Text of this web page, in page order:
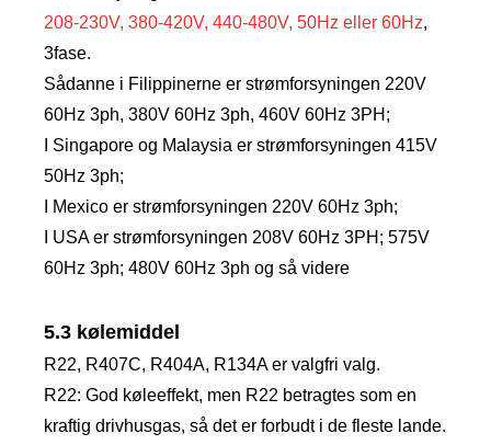
208-230V, 380-420V, 440-480V, 50Hz eller 60Hz,
3fase.
Sådanne i Filippinerne er strømforsyningen 220V
60Hz 3ph, 380V 60Hz 3ph, 460V 60Hz 3PH;
I Singapore og Malaysia er strømforsyningen 415V
50Hz 3ph;
I Mexico er strømforsyningen 220V 60Hz 3ph;
I USA er strømforsyningen 208V 60Hz 3PH; 575V
60Hz 3ph; 480V 60Hz 3ph og så videre
5.3 kølemiddel
R22, R407C, R404A, R134A er valgfri valg.
R22: God køleeffekt, men R22 betragtes som en
kraftig drivhusgas, så det er forbudt i de fleste lande.